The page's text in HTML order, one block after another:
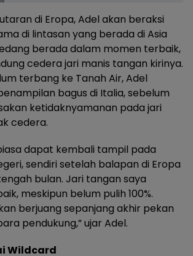
di Eropa, Adel akan beraksi
di lintasan yang berada di Asia
berada dalam momen terbaik,
cedera jari manis tangan kirinya.
terbang ke Tanah Air, Adel
bagus di Italia, sebelum
ketidaknyamanan pada jari
cedera.
dapat kembali tampil pada
sendiri setelah balapan di Eropa
bulan. Jari tangan saya
meskipun belum pulih 100%.
berjuang sepanjang akhir pekan
pendukung,” ujar Adel.
Wildcard